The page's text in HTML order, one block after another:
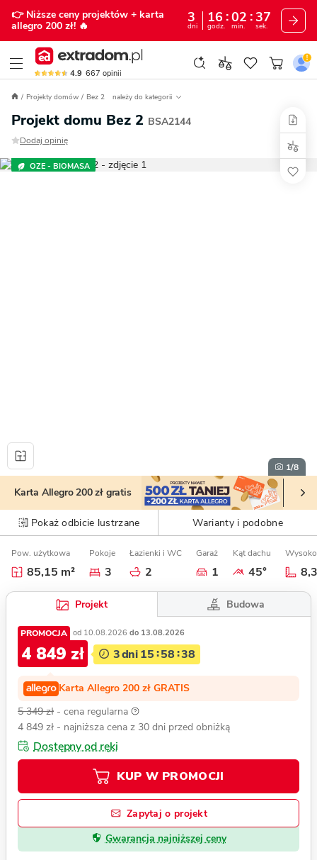
👉 Niższe ceny projektów + karta
allegro 200 zł! 🔥
3
dni
16
godz.
02
min.
36
sek.
4.9 667 opinii
Projekty domów Bez 2 należy do kategorii
Projekt domu Bez 2 BSA2144
Dodaj opinię
OZE - BIOMASA
1/8
Karta Allegro 200 zł gratis
Pokaż odbicie lustrzane Warianty i podobne
Pow. użytkowa
85,15 m²
Pokoje
3
Łazienki i WC
2
Garaż
1
Kąt dachu
45°
Projekt Budowa
PROMOCJA od 10.08.2026 do 13.08.2026
3dni 15 58 36
4 849 zł
Karta Allegro 200 zł GRATIS
5 349 zł - cena regularna
4 849 zł - najniższa cena z 30 dni przed obniżką
Dostępny od ręki
KUP W PROMOCJI
Zapytaj o projekt
Gwarancja najniższej ceny